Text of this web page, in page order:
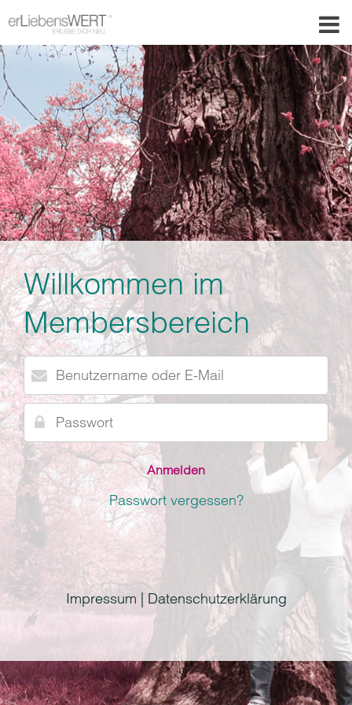
Willkommen im
Membersbereich
Benutzername
oder
E-
Mail
Passwort
Passwort vergessen?
Impressum | Datenschutzerklärung